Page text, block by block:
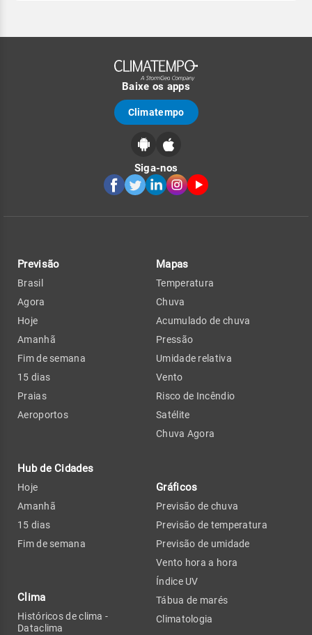
Baixe os apps
Climatempo
Siga-nos
Previsão
Brasil
Agora
Hoje
Amanhã
Fim de semana
15 dias
Praias
Aeroportos
Hub de Cidades
Hoje
Amanhã
15 dias
Fim de semana
Clima
Históricos de clima -
Dataclima
Mapas
Temperatura
Chuva
Acumulado de chuva
Pressão
Umidade relativa
Vento
Risco de Incêndio
Satélite
Chuva Agora
Gráficos
Previsão de chuva
Previsão de temperatura
Previsão de umidade
Vento hora a hora
Índice UV
Tábua de marés
Climatologia